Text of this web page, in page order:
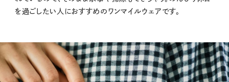
を過ごしたい人におすすめのワンマイルウェアです。